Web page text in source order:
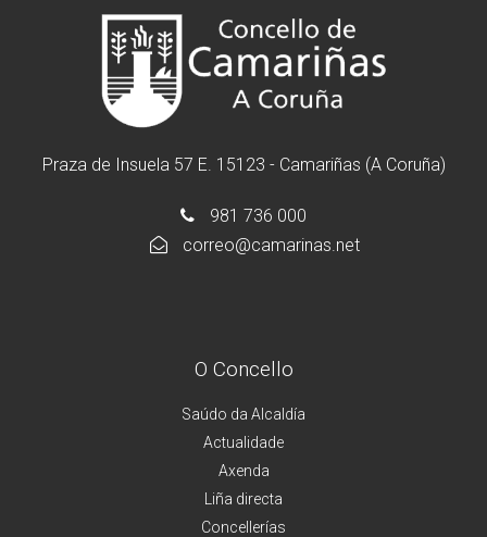
Praza de Insuela 57 E. 15123 - Camariñas (A Coruña)
981 736 000
correo@camarinas.net
O Concello
Saúdo da Alcaldía
Actualidade
Axenda
Liña directa
Concellerías